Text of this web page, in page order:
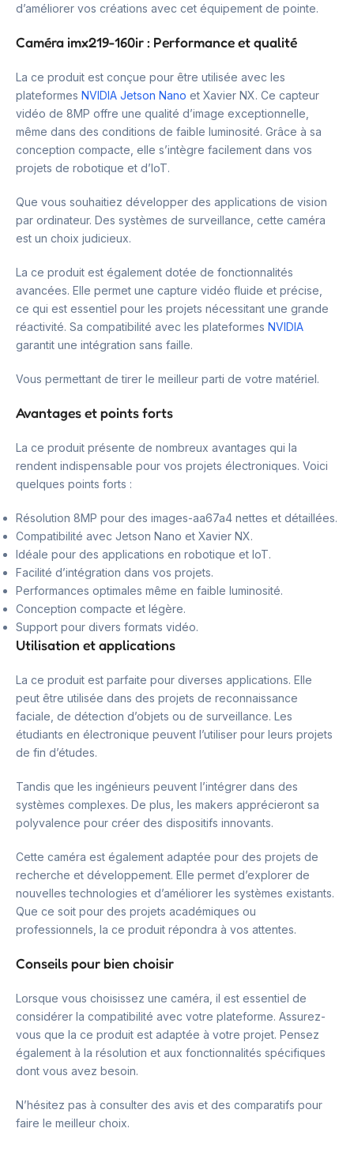
d’améliorer vos créations avec cet équipement de pointe.
Caméra imx219-160ir : Performance et qualité
La ce produit est conçue pour être utilisée avec les
plateformes NVIDIA Jetson Nano et Xavier NX. Ce capteur
vidéo de 8MP offre une qualité d’image exceptionnelle,
même dans des conditions de faible luminosité. Grâce à sa
conception compacte, elle s’intègre facilement dans vos
projets de robotique et d’IoT.
Que vous souhaitiez développer des applications de vision
par ordinateur. Des systèmes de surveillance, cette caméra
est un choix judicieux.
La ce produit est également dotée de fonctionnalités
avancées. Elle permet une capture vidéo fluide et précise,
ce qui est essentiel pour les projets nécessitant une grande
réactivité. Sa compatibilité avec les plateformes NVIDIA
garantit une intégration sans faille.
Vous permettant de tirer le meilleur parti de votre matériel.
Avantages et points forts
La ce produit présente de nombreux avantages qui la
rendent indispensable pour vos projets électroniques. Voici
quelques points forts :
Résolution 8MP pour des images-aa67a4 nettes et détaillées.
Compatibilité avec Jetson Nano et Xavier NX.
Idéale pour des applications en robotique et IoT.
Facilité d’intégration dans vos projets.
Performances optimales même en faible luminosité.
Conception compacte et légère.
Support pour divers formats vidéo.
Utilisation et applications
La ce produit est parfaite pour diverses applications. Elle
peut être utilisée dans des projets de reconnaissance
faciale, de détection d’objets ou de surveillance. Les
étudiants en électronique peuvent l’utiliser pour leurs projets
de fin d’études.
Tandis que les ingénieurs peuvent l’intégrer dans des
systèmes complexes. De plus, les makers apprécieront sa
polyvalence pour créer des dispositifs innovants.
Cette caméra est également adaptée pour des projets de
recherche et développement. Elle permet d’explorer de
nouvelles technologies et d’améliorer les systèmes existants.
Que ce soit pour des projets académiques ou
professionnels, la ce produit répondra à vos attentes.
Conseils pour bien choisir
Lorsque vous choisissez une caméra, il est essentiel de
considérer la compatibilité avec votre plateforme. Assurez-
vous que la ce produit est adaptée à votre projet. Pensez
également à la résolution et aux fonctionnalités spécifiques
dont vous avez besoin.
N’hésitez pas à consulter des avis et des comparatifs pour
faire le meilleur choix.